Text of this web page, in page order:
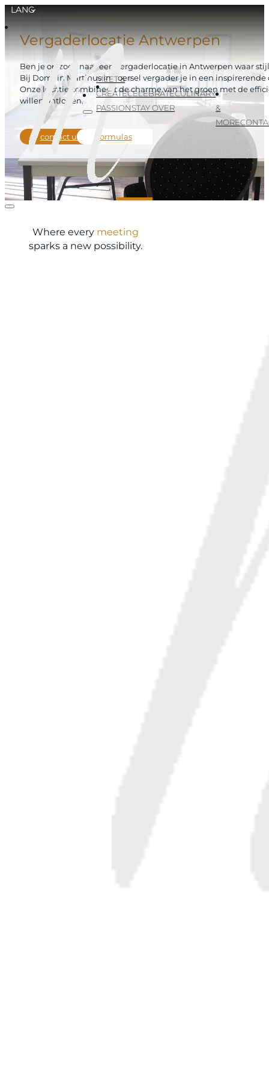
LANG
MEET &
CREATECELEBRATECULINARY
PASSIONSTAY OVER
&
MORE
Vergaderlocatie Antwerpen
Ben je op zoek naar een vergaderlocatie in Antwerpen waar
Bij Domein Martinus in Zoersel vergader je in een
Onze locatie combineert de charme van het groen met de
willen ontlopen.
contact us formulas
Where every meeting
sparks a new possibility.